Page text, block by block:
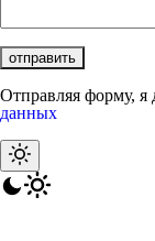
Отправляя форму, я
данных